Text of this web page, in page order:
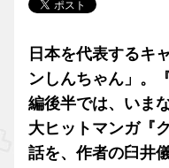
日本を代表するキ
ンしんちゃん」。
編後半では、いま
大ヒットマンガ『
話を、作者の臼井